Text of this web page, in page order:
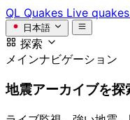
QL Quakes Live
日本語
探索
メインナビゲーション
地震アーカイブを探